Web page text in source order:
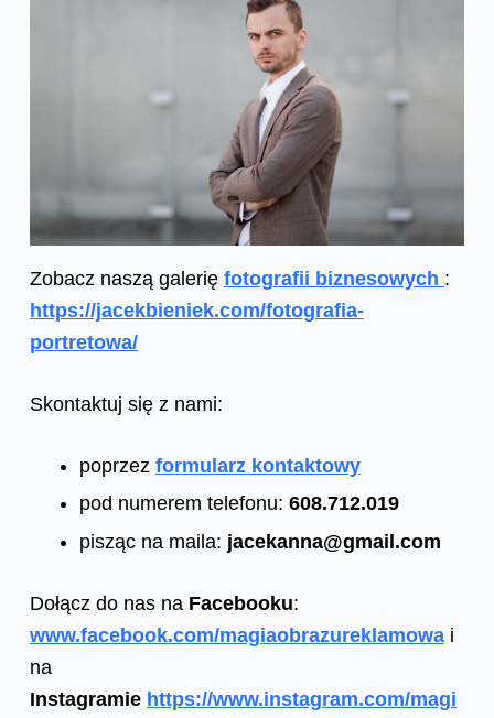
Zobacz naszą galerię fotografii biznesowych :
https://jacekbieniek.com/fotografia-
portretowa/
Skontaktuj się z nami:
poprzez formularz kontaktowy
pod numerem telefonu: 608.712.019
pisząc na maila: jacekanna@gmail.com
Dołącz do nas na Facebooku:
www.facebook.com/magiaobrazureklamowai
na
Instagramie https://www.instagram.com/magi